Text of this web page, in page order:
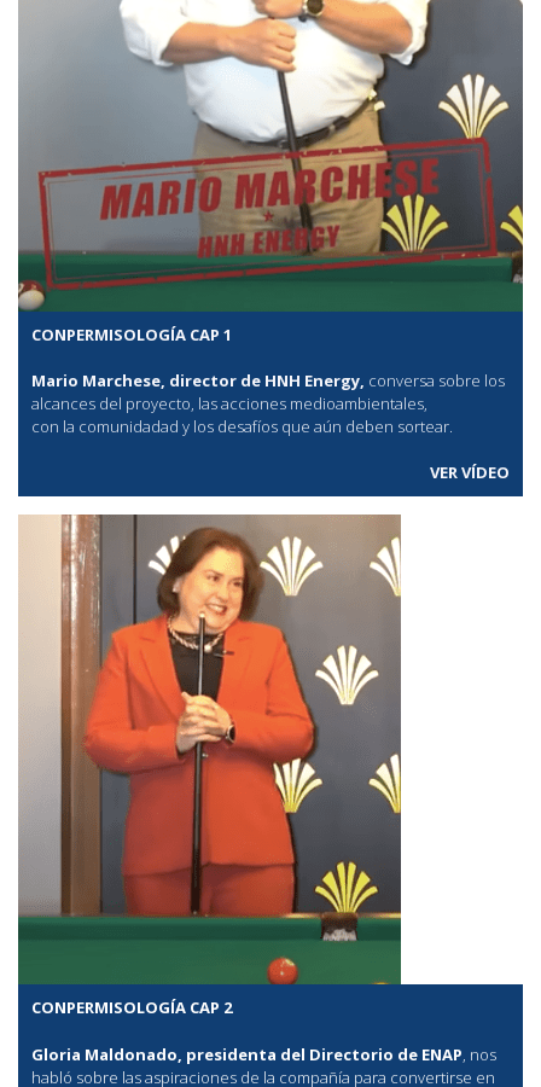
CONPERMISOLOGÍA CAP 1
Mario Marchese, director de HNH Energy, conversa sobre los
alcances del proyecto, las acciones medioambientales,
con la comunidadad y los desafíos que aún deben sortear.
VER VÍDEO
CONPERMISOLOGÍA CAP 2
Gloria Maldonado, presidenta del Directorio de ENAP, nos
habló sobre las aspiraciones de la compañía para convertirse en